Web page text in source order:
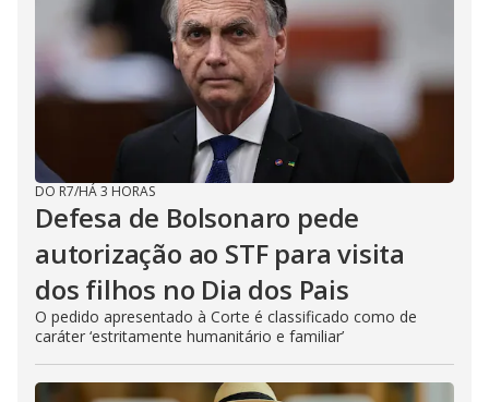
DO R7/HÁ 3 HORAS
Defesa de Bolsonaro pede
autorização ao STF para visita
dos filhos no Dia dos Pais
O pedido apresentado à Corte é classificado como de
caráter ‘estritamente humanitário e familiar’